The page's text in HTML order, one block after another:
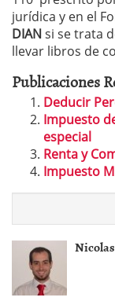
jurídica y en el
DIANsi se trata
llevar libros de
Publicaciones
Deducir
Impuesto
especial
Renta y
Impuesto